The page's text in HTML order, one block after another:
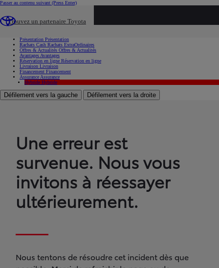
Passer au contenu suivant (Press Enter)
Trouvez un partenaire Toyota
Présentation Présentation
Rachats Cash Rachats ExtraOrdinaires
Offres & Actualités Offres & Actualités
Avantages Avantages
Réservation en ligne Réservation en ligne
Livraison Livraison
Financement Financement
Assurance Assurance
Hybride Hybride
Défilement vers la gauche Défilement vers la droite
Une erreur est
survenue. Nous vous
invitons à réessayer
ultérieurement.
Nous tentons de résoudre cet incident dès que